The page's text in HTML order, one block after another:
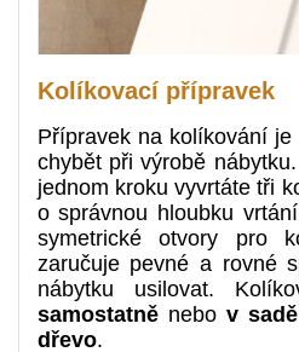
Kolíkovací přípravek
Přípravek na kolíkování
chybět při výrobě
jednom kroku vyvrtáte tři
o správnou hloubku
symetrické otvory pro
zaručuje pevné a rovné
nábytku usilovat.
samostatně nebo v
dřevo.